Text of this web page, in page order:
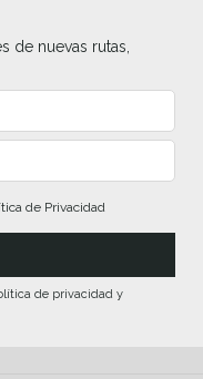
de nuevas rutas,
de Privacidad
de privacidad y